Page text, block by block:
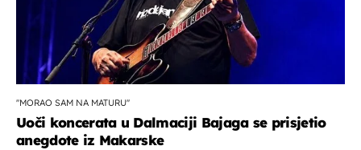
''MORAO SAM NA MATURU''
Uoči koncerata u Dalmaciji Bajaga se prisjetio
anegdote iz Makarske